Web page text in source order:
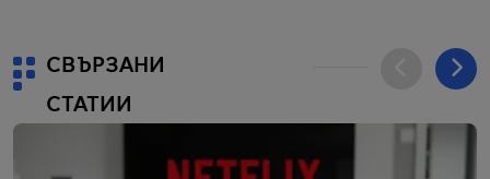
СВЪРЗАНИ
СТАТИИ